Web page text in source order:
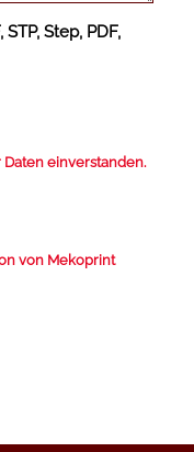
Step, PDF,
einverstanden.
von Mekoprint